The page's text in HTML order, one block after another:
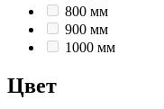
800 мм
900 мм
1000 мм
Цвет